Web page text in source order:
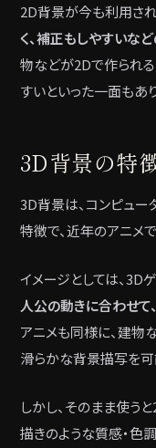
2D背景が今も利用され
く、補正もしやすいなど
物などが2Dで作られ
すいといった一面もあり
3D背景の特
3D背景は、コンピュー
特徴で、近年のアニメ
イメージとしては、3D
人公の動きに合わせて
アニメも同様に、建物
滑らかな背景描写を可
しかし、そのまま使う
描きのような質感・色